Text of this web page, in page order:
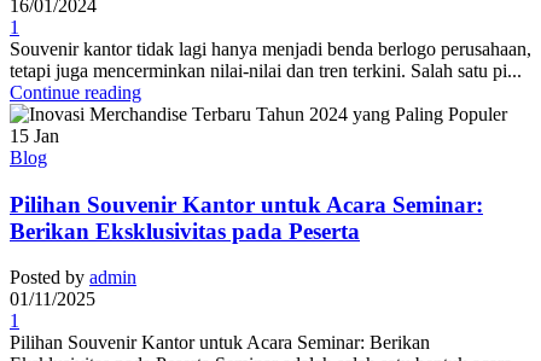
16/01/2024
1
Souvenir kantor tidak lagi hanya menjadi benda berlogo perusahaan,
tetapi juga mencerminkan nilai-nilai dan tren terkini. Salah satu pi...
Continue reading
15 Jan
Blog
Pilihan Souvenir Kantor untuk Acara Seminar:
Berikan Eksklusivitas pada Peserta
Posted by admin
01/11/2025
1
Pilihan Souvenir Kantor untuk Acara Seminar: Berikan